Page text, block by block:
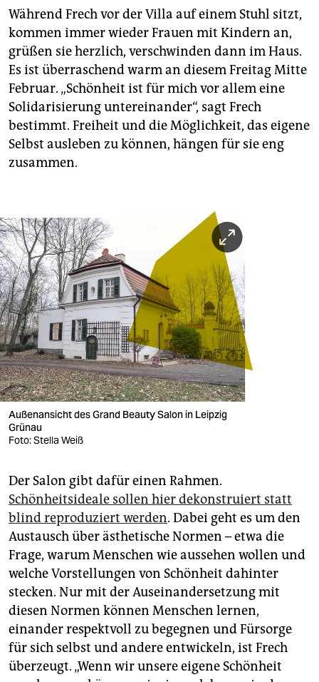
Während Frech vor der Villa auf einem Stuhl sitzt,
kommen immer wieder Frauen mit Kindern an,
grüßen sie herzlich, verschwinden dann im Haus.
Es ist überraschend warm an diesem Freitag Mitte
Februar. „Schönheit ist für mich vor allem eine
Solidarisierung untereinander“, sagt Frech
bestimmt. Freiheit und die Möglichkeit, das eigene
Selbst ausleben zu können, hängen für sie eng
zusammen.
Außenansicht des Grand Beauty Salon in Leipzig
Grünau
Foto: Stella Weiß
Der Salon gibt dafür einen Rahmen.
Schönheitsideale sollen hier dekonstruiert statt
blind reproduziert werden. Dabei geht es um den
Austausch über ästhetische Normen – etwa die
Frage, warum Menschen wie aussehen wollen und
welche Vorstellungen von Schönheit dahinter
stecken. Nur mit der Auseinandersetzung mit
diesen Normen können Menschen lernen,
einander respektvoll zu begegnen und Fürsorge
für sich selbst und andere entwickeln, ist Frech
überzeugt. „Wenn wir unsere eigene Schönheit